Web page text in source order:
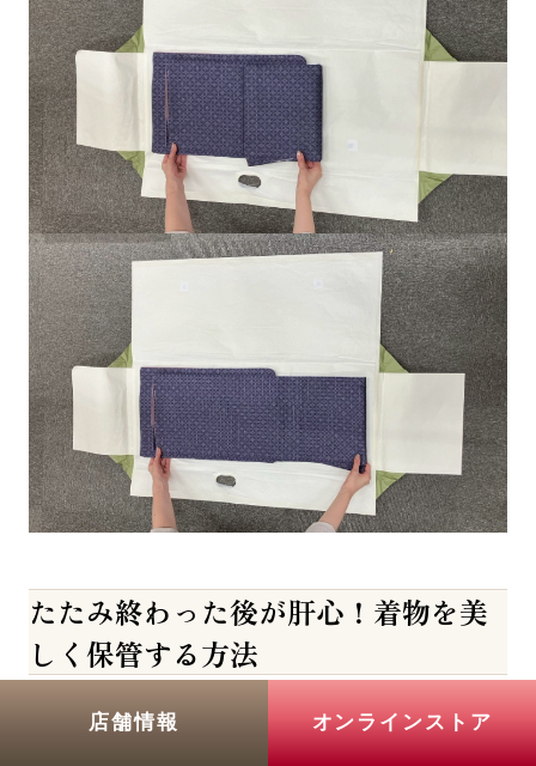
店舗情報 オンラインストア
たたみ終わった後が肝心！着物を美
しく保管する方法
正しいたたみ方をマスターした後は、適切な保管方
を実践することで、着物の美しさを長期間維持で